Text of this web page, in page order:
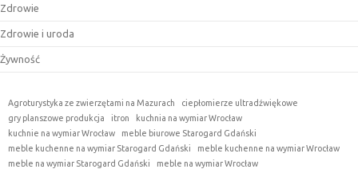
Zdrowie
Zdrowie i uroda
Żywność
Agroturystyka ze zwierzętami na Mazurach
ciepłomierze ultradźwiękowe
gry planszowe produkcja
itron
kuchnia na wymiar Wrocław
kuchnie na wymiar Wrocław
meble biurowe Starogard Gdański
meble kuchenne na wymiar Starogard Gdański
meble kuchenne na wymiar Wrocław
meble na wymiar Starogard Gdański
meble na wymiar Wrocław